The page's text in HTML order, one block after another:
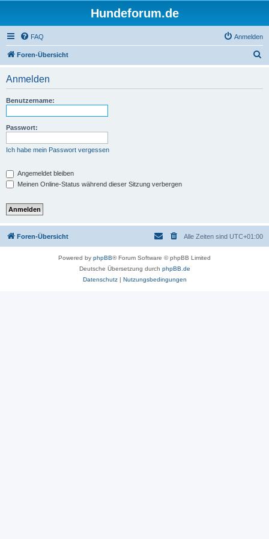
Hundeforum.de
FAQ Anmelden
Foren-Übersicht
Anmelden
Benutzername:
Passwort:
Ich habe mein Passwort vergessen
Angemeldet bleiben
Meinen Online-Status während dieser Sitzung verbergen
Foren-Übersicht Alle Zeiten sind UTC+01:00
Powered by phpBB® Forum Software © phpBB Limited
Deutsche Übersetzung durch phpBB.de
Datenschutz| Nutzungsbedingungen